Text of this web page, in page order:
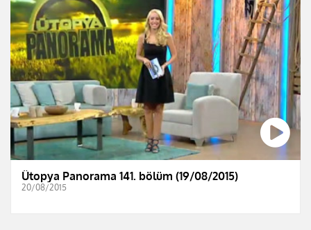
Ütopya Panorama 141. bölüm (19/08/2015)
20/08/2015